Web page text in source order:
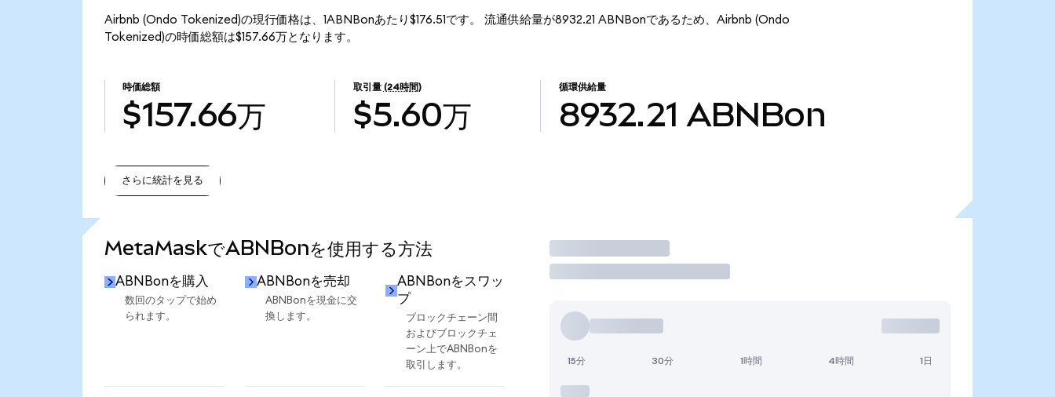
Airbnb (Ondo Tokenized)の現行価格は、1ABNBonあたり$176.51です。 流通供給量が8932.21 ABNBonであるため、Airbnb (Ondo
Tokenized)の時価総額は$157.66万となります。
時価総額
$157.66万
取引量 (24時間)
$5.60万
循環供給量
8932.21 ABNBon
さらに統計を見る
MetaMaskでABNBonを使用する方法
ABNBonを購入
数回のタップで始め
られます。
ABNBonを売却
ABNBonを現金に交
換します。
ABNBonをスワッ
プ
ブロックチェーン間
およびブロックチェ
ーン上でABNBonを
取引します。
取引
15分 30分 1時間 4時間 1日